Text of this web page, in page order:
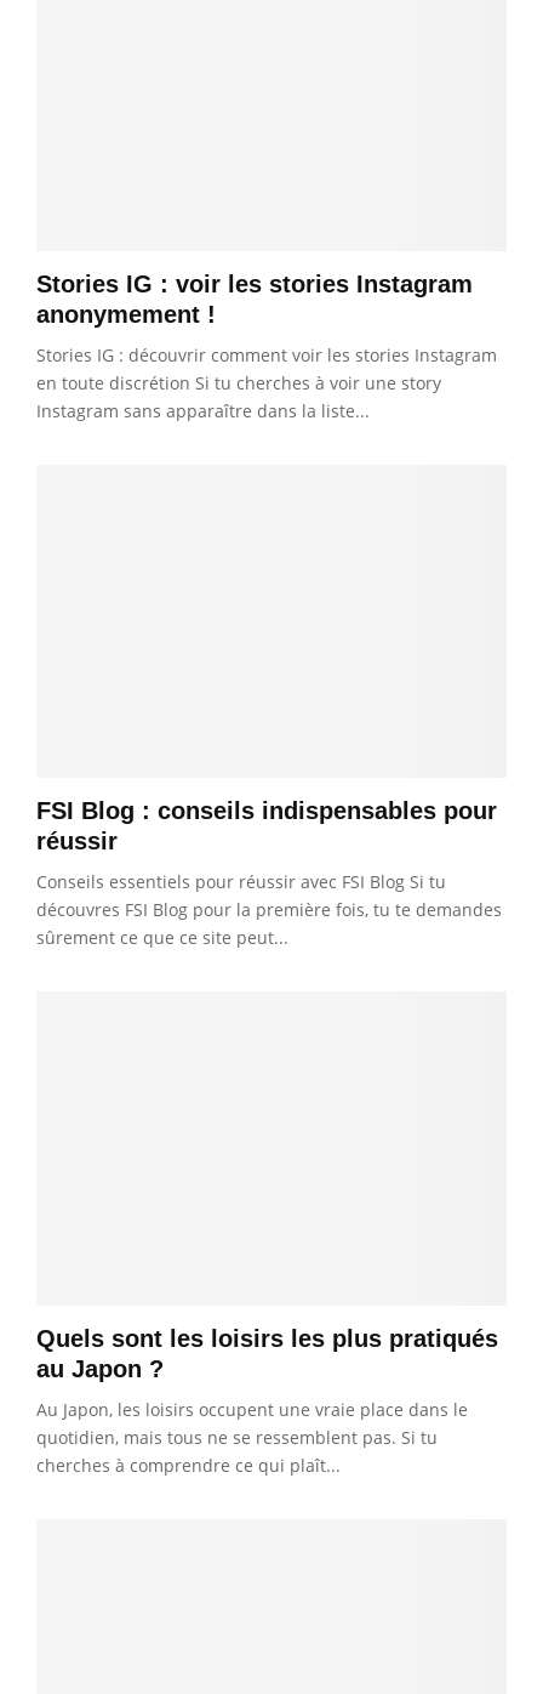
Stories IG : voir les stories Instagram
anonymement !
Stories IG : découvrir comment voir les stories Instagram
en toute discrétion Si tu cherches à voir une story
Instagram sans apparaître dans la liste...
FSI Blog : conseils indispensables pour
réussir
Conseils essentiels pour réussir avec FSI Blog Si tu
découvres FSI Blog pour la première fois, tu te demandes
sûrement ce que ce site peut...
Quels sont les loisirs les plus pratiqués
au Japon ?
Au Japon, les loisirs occupent une vraie place dans le
quotidien, mais tous ne se ressemblent pas. Si tu
cherches à comprendre ce qui plaît...